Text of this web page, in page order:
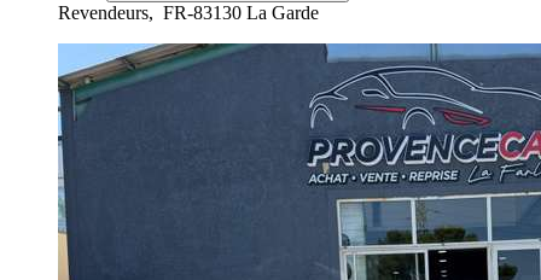
Revendeurs, FR-83130 La Garde